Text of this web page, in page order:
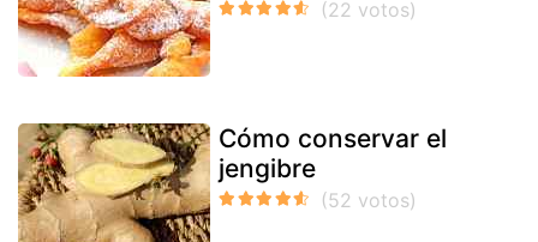
Cómo conservar el
jengibre